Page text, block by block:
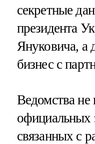
секретные
президента
Януковича, а
бизнес с
Ведомства не
официальных
связанных с